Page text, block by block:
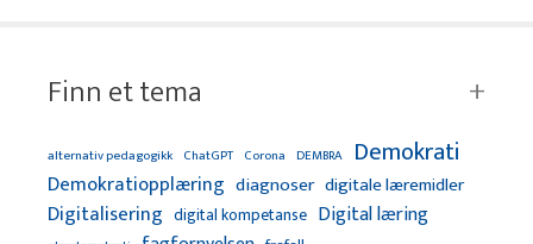
Finn et tema
alternativ pedagogikk ChatGPT Corona DEMBRA Demokrati
Demokratiopplæring diagnoser digitale læremidler
Digitalisering digital kompetanse Digital læring